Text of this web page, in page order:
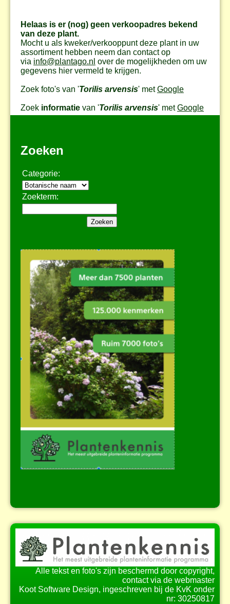
Helaas is er (nog) geen verkoopadres bekend
van deze plant.
Mocht u als kweker/verkooppunt deze plant in uw
assortiment hebben neem dan contact op
via info@plantago.nl over de mogelijkheden om uw
gegevens hier vermeld te krijgen.
Zoek foto's van 'Torilis arvensis' metGoogle
Zoek informatie van 'Torilis arvensis' metGoogle
Zoeken
Categorie:
Zoekterm:
Alle tekst en foto's zijn beschermd door copyright,
contact via de webmaster
Koot Software Design, ingeschreven bij de KvK onder
nr: 30250817